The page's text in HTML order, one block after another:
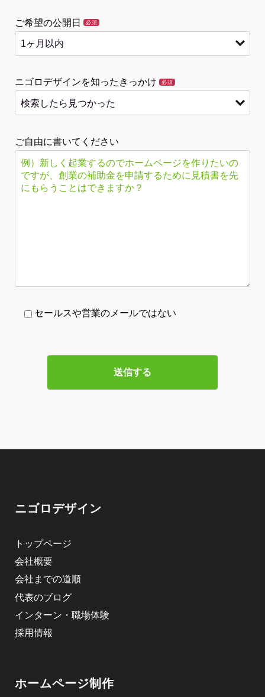
ご希望の公開日 必須
ニゴロデザインを知ったきっかけ 必須
ご自由に書いてください
セールスや営業のメールではない
ニゴロデザイン
トップページ
会社概要
会社までの道順
代表のブログ
インターン・職場体験
採用情報
ホームページ制作